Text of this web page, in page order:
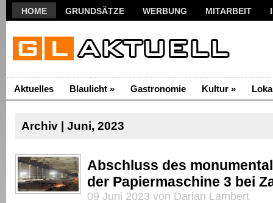
HOME GRUNDSÄTZE WERBUNG MITARBEIT
Aktuelles Blaulicht » Gastronomie Kultur »
Archiv | Juni, 2023
Abschluss des
der Papiermaschine 3 bei
09 Juni 2023 von Darian Lambert